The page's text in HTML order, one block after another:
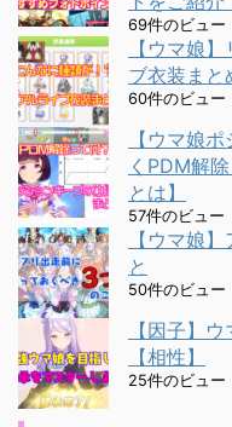
69件のビュー
【ウマ娘
ブ衣装まと
60件のビュー
【ウマ娘
くPDM解
とは】
57件のビュー
【ウマ娘
と
50件のビュー
【因子】
【相性】
25件のビュー